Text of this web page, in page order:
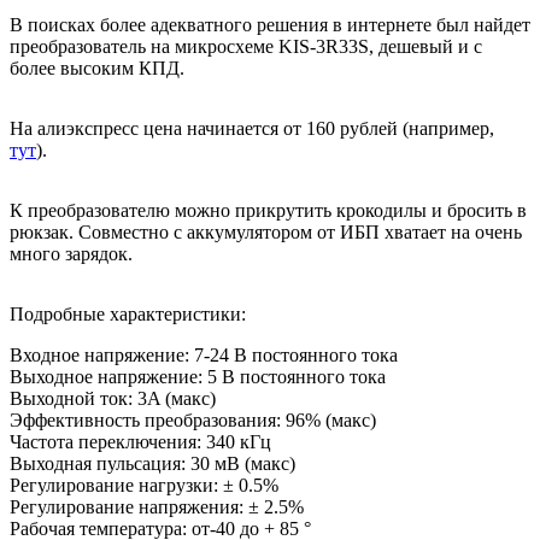
В поисках более адекватного решения в интернете был найдет
преобразователь на микросхеме KIS-3R33S, дешевый и с
более высоким КПД.
На алиэкспресс цена начинается от 160 рублей (например,
тут).
К преобразователю можно прикрутить крокодилы и бросить в
рюкзак. Совместно с аккумулятором от ИБП хватает на очень
много зарядок.
Подробные характеристики:
Входное напряжение: 7-24 В постоянного тока
Выходное напряжение: 5 В постоянного тока
Выходной ток: 3A (макс)
Эффективность преобразования: 96% (макс)
Частота переключения: 340 кГц
Выходная пульсация: 30 мВ (макс)
Регулирование нагрузки: ± 0.5%
Регулирование напряжения: ± 2.5%
Рабочая температура: от-40 до + 85 °